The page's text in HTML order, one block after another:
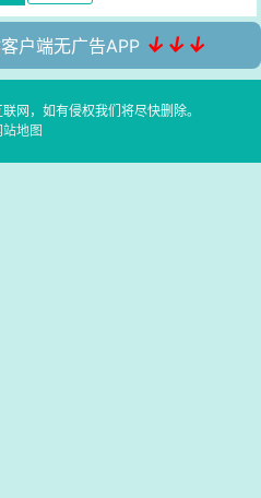
户端无广告APP ↓↓↓
网，如有侵权我们将尽快删除。
站地图